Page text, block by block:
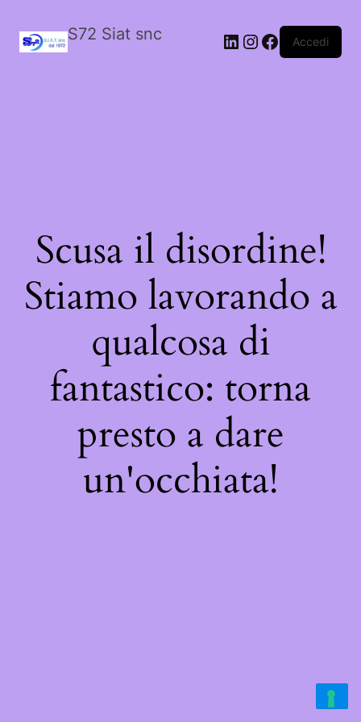
S72 Siat snc LinkedIn
Instagram
Facebook
Accedi
Scusa il disordine!
Stiamo lavorando a
qualcosa di
fantastico: torna
presto a dare
un'occhiata!